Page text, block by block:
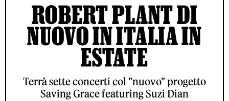
ROBERT PLANT DI
NUOVO IN ITALIA IN
ESTATE
Terrà sette concerti col "nuovo" progetto
Saving Grace featuring Suzi Dian